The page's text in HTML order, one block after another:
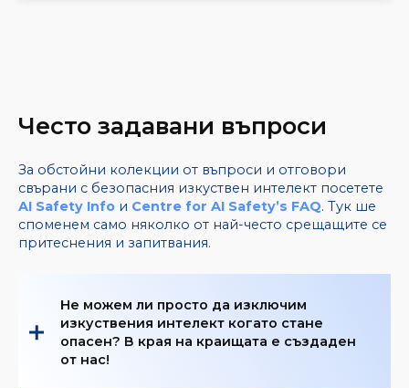
Често задавани въпроси
За обстойни колекции от въпроси и отговори
свърани с безопасния изкуствен интелект посетете
AI Safety Info и Centre for AI Safety’s FAQ. Тук ше
споменем само няколко от най-често срещащите се
притеснения и запитвания.
Не можем ли просто да изключим
изкуствения интелект когато стане
опасен? В края на краищата е създаден
от нас!